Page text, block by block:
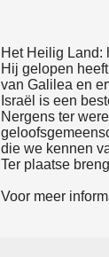
Het Heilig Land:
Hij gelopen
van Galilea en
Israël is een
Nergens ter
die we kennen
Ter plaatse
Voor meer